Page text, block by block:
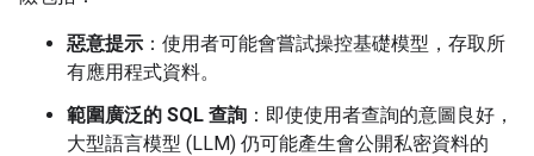
惡意提示 ：使用者可能會嘗試操控基礎模型，存取所
有應用程式資料。
範圍廣泛的 SQL 查詢 ：即使使用者查詢的意圖良好，
大型語言模型 (LLM) 仍可能產生會公開私密資料的